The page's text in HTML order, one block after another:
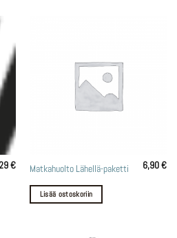
€ Matkahuolto Lähellä-paketti 6,90€
Lisää ostoskoriin